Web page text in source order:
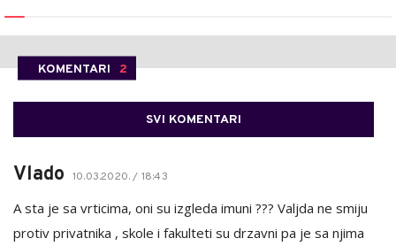
KOMENTARI 2
SVI KOMENTARI
Vlado 10.03.2020. / 18:43
A sta je sa vrticima, oni su izgleda imuni ??? Valjda ne smiju
protiv privatnika , skole i fakulteti su drzavni pa je sa njima